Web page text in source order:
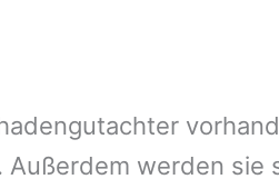
werden